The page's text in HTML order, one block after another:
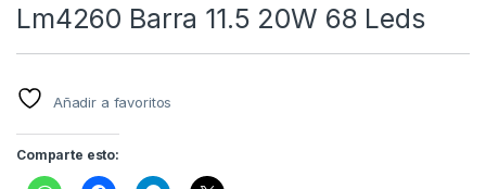
Lm4260 Barra 11.5 20W 68 Leds
Añadir a favoritos
Comparte esto: